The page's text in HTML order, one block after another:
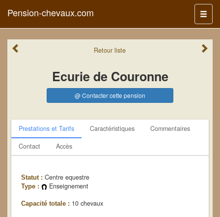
Menu
Pension-chevaux.com
Retourliste
Ecurie de Couronne
@ Contacter cette pension
Prestations et Tarifs Caractéristiques
Commentaires
Contact
Accès
Statut : Centre equestre
Type : Enseignement
Capacité totale : 10 chevaux